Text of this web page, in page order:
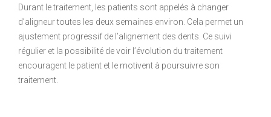
Durant le traitement, les patients sont appelés à changer
d’aligneur toutes les deux semaines environ. Cela permet un
ajustement progressif de l’alignement des dents. Ce suivi
régulier et la possibilité de voir l’évolution du traitement
encouragent le patient et le motivent à poursuivre son
traitement.